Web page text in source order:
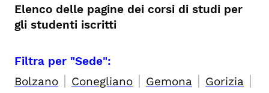
Elenco delle pagine dei corsi di studi per
gli studenti iscritti
Filtra per "Sede":
Bolzano | Conegliano | Gemona | Gorizia |